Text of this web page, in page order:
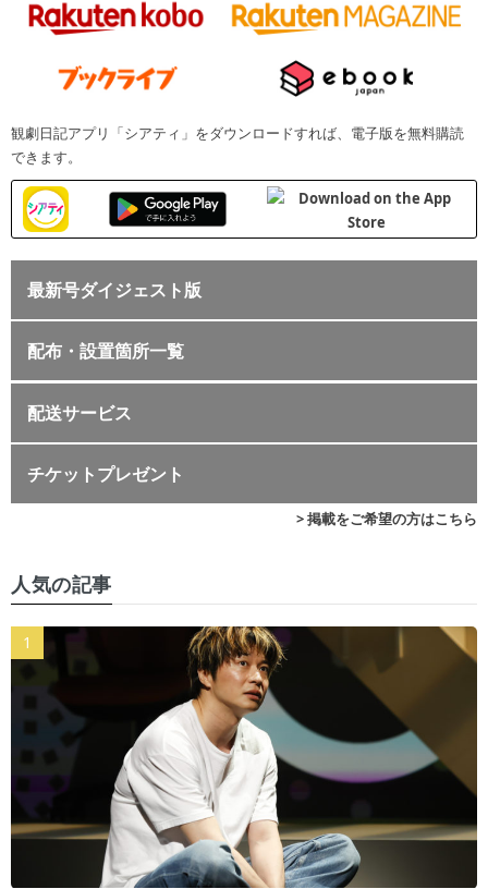
観劇日記アプリ「シアティ」をダウンロードすれば、電子版を無料購読
できます。
最新号ダイジェスト版
配布・設置箇所一覧
配送サービス
チケットプレゼント
> 掲載をご希望の方はこちら
人気の記事